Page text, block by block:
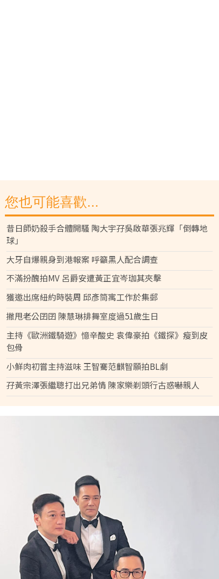
您也可能喜歡...
昔日師奶殺手合體開騷 陶大宇孖吳啟華張兆輝「倒轉地
球」
大牙自爆親身到港報案 呼籲黑人配合調查
不滿扮醜拍MV 呂爵安遭黃正宜岑珈其夾擊
獲邀出席紐約時裝周 邱彥筒寓工作於集郵
撇甩老公囝囝 陳慧琳排舞室度過51歲生日
主持《歐洲鐵騎遊》憶辛酸史 袁偉豪拍《鐵探》瘦到皮
包骨
小鮮肉初嘗主持滋味 王智騫范麒智願拍BL劇
孖黃宗澤張繼聰打出兄弟情 陳家樂剃頭行古惑嚇親人